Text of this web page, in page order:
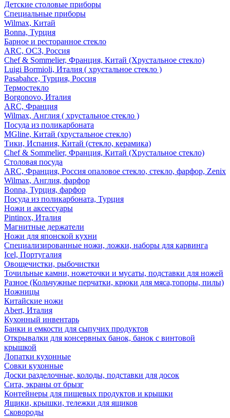
Детские столовые приборы
Специальные приборы
Wilmax, Китай
Bonna, Турция
Барное и ресторанное стекло
ARC, ОСЗ, Россия
Chef & Sommelier, Франция, Китай (Хрустальное стекло)
Luigi Bormioli, Италия ( хрустальное стекло )
Pasabahce, Турция, Россия
Термостекло
Borgonovo, Италия
ARC, Франция
Wilmax, Англия ( хрустальное стекло )
Посуда из поликарбоната
MGline, Китай (хрустальное стекло)
Тики, Испания, Китай (стекло, керамика)
Chef & Sommelier, Франция, Китай (Хрустальное стекло)
Столовая посуда
ARC, Франция, Россия опаловое стекло, стекло, фарфор, Zenix
Wilmax, Англия, фарфор
Bonna, Турция, фарфор
Посуда из поликарбоната, Турция
Ножи и аксессуары
Pintinox, Италия
Магнитные держатели
Ножи для японской кухни
Специализированные ножи, ложки, наборы для карвинга
Icel, Португалия
Овощечистки, рыбочистки
Точильные камни, ножеточки и мусаты, подставки для ножей
Разное (Кольчужные перчатки, крюки для мяса,топоры, пилы)
Ножницы
Китайские ножи
Abert, Италия
Кухонный инвентарь
Банки и емкости для сыпучих продуктов
Открывалки для консервных банок, банок с винтовой
крышкой
Лопатки кухонные
Совки кухонные
Доски разделочные, колоды, подставки для досок
Сита, экраны от брызг
Контейнеры для пищевых продуктов и крышки
Ящики, крышки, тележки для ящиков
Сковороды